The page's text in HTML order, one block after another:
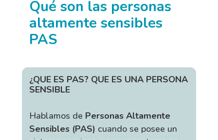
Qué son las personas
altamente sensibles
PAS
¿QUE ES PAS? QUE ES UNA PERSONA
SENSIBLE
Hablamos de Personas Altamente
Sensibles (PAS) cuando se posee un